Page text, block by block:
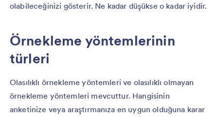
olabileceğinizi gösterir. Ne kadar düşükse o kadar iyidir.
Örnekleme yöntemlerinin
türleri
Olasılıklı örnekleme yöntemleri ve olasılıklı olmayan
örnekleme yöntemleri mevcuttur. Hangisinin
anketinize veya araştırmanıza en uygun olduğuna karar